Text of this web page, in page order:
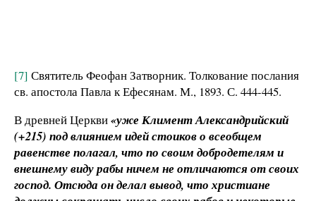
[7] Святитель Феофан Затворник. Толкование послания
св. апостола Павла к Ефесянам. М., 1893. С. 444-445.
В древней Церкви«уже Климент Александрийский
(+215) под влиянием идей стоиков о всеобщем
равенстве полагал, что по своим добродетелям и
внешнему виду рабы ничем не отличаются от своих
господ. Отсюда он делал вывод, что христиане